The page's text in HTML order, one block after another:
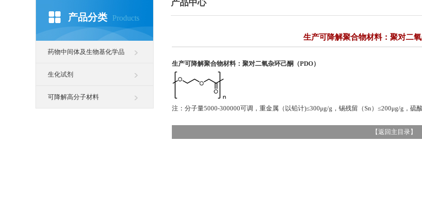
产品分类 Products
药物中间体及生物基化学品
生化试剂
可降解高分子材料
产品中心
生产可降解聚合物材料：聚对二氧
生产可降解聚合物材料：聚对二氧杂环己酮（PDO）
注：分子量5000-300000可调，重金属（以铅计)≤300μg/g，锡残留（Sn）≤200μg/g，硫
【返回主目录】